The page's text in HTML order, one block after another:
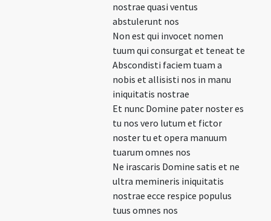
nostrae quasi ventus
abstulerunt nos
Non est qui invocet nomen
tuum qui consurgat et teneat te
Abscondisti faciem tuam a
nobis et allisisti nos in manu
iniquitatis nostrae
Et nunc Domine pater noster es
tu nos vero lutum et fictor
noster tu et opera manuum
tuarum omnes nos
Ne irascaris Domine satis et ne
ultra memineris iniquitatis
nostrae ecce respice populus
tuus omnes nos